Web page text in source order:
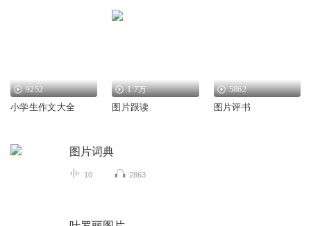
9252
小学生作文大全
1.7万
图片跟读
5862
图片评书
图片词典
10 2863